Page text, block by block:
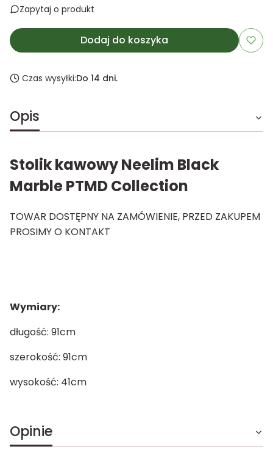
Zapytaj o produkt
Dodaj do koszyka
Czas wysyłki:Do 14 dni.
Opis
Stolik kawowy Neelim Black
Marble PTMD Collection
TOWAR DOSTĘPNY NA ZAMÓWIENIE, PRZED ZAKUPEM
PROSIMY O KONTAKT
Wymiary:
długość: 91cm
szerokość: 91cm
wysokość: 41cm
Opinie